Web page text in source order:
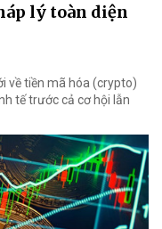
lý toàn diện
về tiền mã hóa (crypto)
tế trước cả cơ hội lẫn